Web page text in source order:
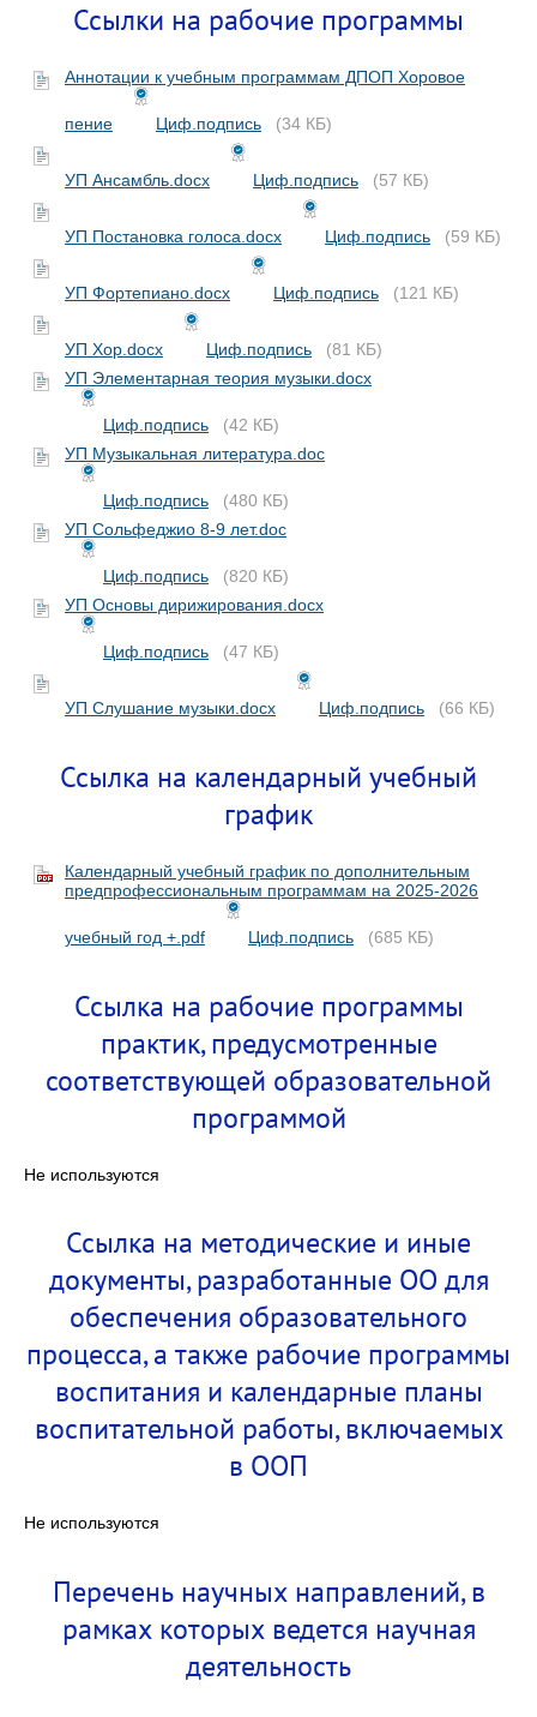
Ссылки на рабочие программы
Аннотации к учебным программам ДПОП Хоровое
пение Циф.подпись (34 КБ)
УП Ансамбль.docx Циф.подпись (57 КБ)
УП Постановка голоса.docx Циф.подпись (59 КБ)
УП Фортепиано.docx Циф.подпись (121 КБ)
УП Хор.docx Циф.подпись
(81 КБ)
УП Элементарная теория музыки.docx
Циф.подпись
(42 КБ)
УП Музыкальная литература.doc
Циф.подпись
(480 КБ)
УП Сольфеджио 8-9 лет.doc
Циф.подпись
(820 КБ)
УП Основы дирижирования.docx
Циф.подпись (47 КБ)
УП Слушание музыки.docx Циф.подпись (66 КБ)
Ссылка на календарный учебный
график
Календарный учебный график по дополнительным
предпрофессиональным программам на 2025-2026
учебный год +.pdf Циф.подпись (685 КБ)
Ссылка на рабочие программы
практик, предусмотренные
соответствующей образовательной
программой
Не используются
Ссылка на методические и иные
документы, разработанные ОО для
обеспечения образовательного
процесса, а также рабочие программы
воспитания и календарные планы
воспитательной работы, включаемых
в ООП
Не используются
Перечень научных направлений, в
рамках которых ведется научная
деятельность